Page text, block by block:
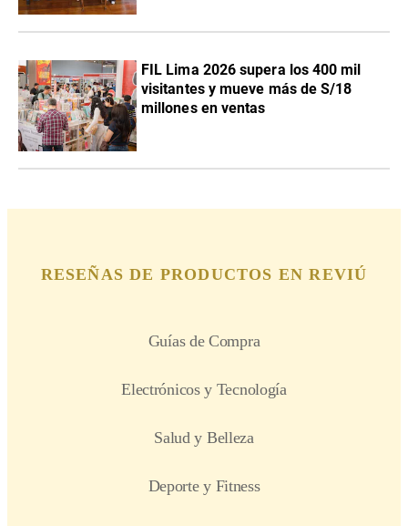
FIL Lima 2026 supera los 400 mil
visitantes y mueve más de S/18
millones en ventas